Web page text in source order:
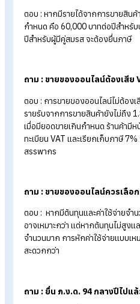
ก่อนยื่นภาษี ควรรวบรวมข้อมู
เงินได้สุทธิ โดยประกอบด้วย
ขนส่ง ค่าบรรจุภัณฑ์ ค่าโฆ
เงินได้สุทธิ ซึ่งเป็นผลต่าง
ฐานในการคำนวณภาษี
4. ตรวจสอบและยื่นภา
ครั้งก่อนส่งแบบภาษี เพื่อให้ข้
สามารถเลือกยื่นภาษีผ่านระบ
ทางไปยื่นด้วยตนเองที่สำนักง
เมื่อไร?